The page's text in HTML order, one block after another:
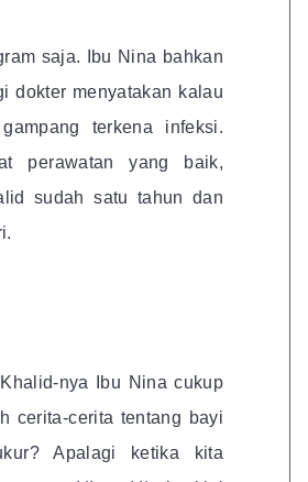
saja. Ibu Nina bahkan
dokter menyatakan kalau
terkena infeksi.
perawatan yang baik,
sudah satu tahun dan
nya Ibu Nina cukup
cerita-cerita tentang bayi
Apalagi ketika kita